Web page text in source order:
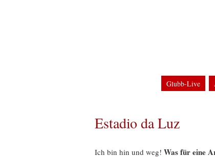
Glubb-Live
Estadio da Luz
Ich bin hin und weg!Was für eine